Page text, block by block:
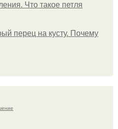
Что такое петля
перец на кусту. Почему